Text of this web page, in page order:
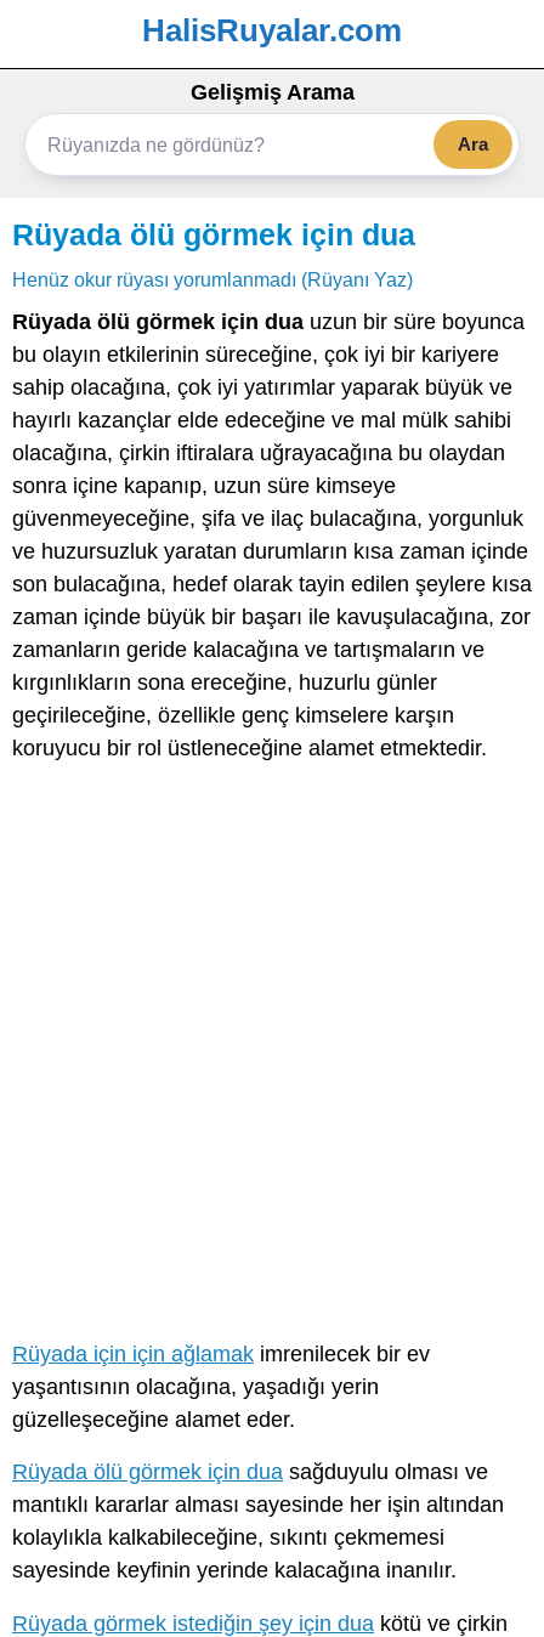
HalisRuyalar.com
Gelişmiş Arama
Ara
Rüyada ölü görmek için dua
Henüz okur rüyası yorumlanmadı (Rüyanı Yaz)
Rüyada ölü görmek için dua uzun bir süre boyunca
bu olayın etkilerinin süreceğine, çok iyi bir kariyere
sahip olacağına, çok iyi yatırımlar yaparak büyük ve
hayırlı kazançlar elde edeceğine ve mal mülk sahibi
olacağına, çirkin iftiralara uğrayacağına bu olaydan
sonra içine kapanıp, uzun süre kimseye
güvenmeyeceğine, şifa ve ilaç bulacağına, yorgunluk
ve huzursuzluk yaratan durumların kısa zaman içinde
son bulacağına, hedef olarak tayin edilen şeylere kısa
zaman içinde büyük bir başarı ile kavuşulacağına, zor
zamanların geride kalacağına ve tartışmaların ve
kırgınlıkların sona ereceğine, huzurlu günler
geçirileceğine, özellikle genç kimselere karşın
koruyucu bir rol üstleneceğine alamet etmektedir.
Rüyada için için ağlamak imrenilecek bir ev
yaşantısının olacağına, yaşadığı yerin
güzelleşeceğine alamet eder.
Rüyada ölü görmek için dua sağduyulu olması ve
mantıklı kararlar alması sayesinde her işin altından
kolaylıkla kalkabileceğine, sıkıntı çekmemesi
sayesinde keyfinin yerinde kalacağına inanılır.
Rüyada görmek istediğin şey için dua kötü ve çirkin